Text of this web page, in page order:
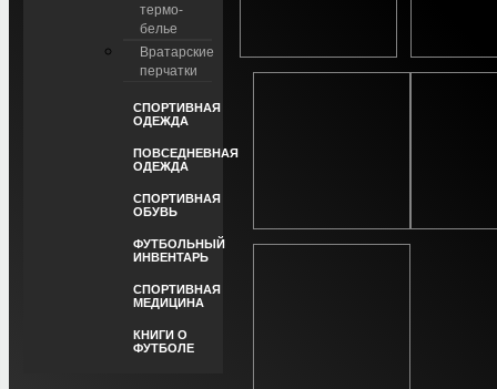
термо-
белье
Вратарские
перчатки
СПОРТИВНАЯ
ОДЕЖДА
ПОВСЕДНЕВНАЯ
ОДЕЖДА
СПОРТИВНАЯ
ОБУВЬ
ФУТБОЛЬНЫЙ
ИНВЕНТАРЬ
СПОРТИВНАЯ
МЕДИЦИНА
КНИГИ О
ФУТБОЛЕ